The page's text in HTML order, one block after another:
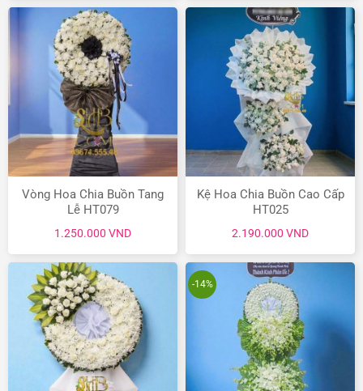
990.000 VND.
Vòng Hoa Chia Buồn Tang
Lễ HT079
1.250.000 VND
Kệ Hoa Chia Buồn Cao Cấp
HT025
2.190.000 VND
-14%